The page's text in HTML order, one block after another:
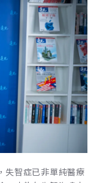
失智症已非單純醫療